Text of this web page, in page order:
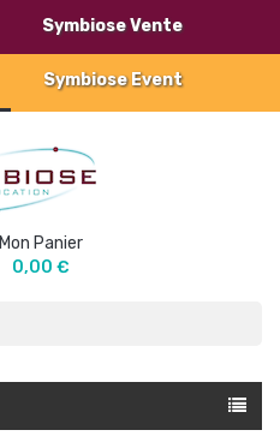
Symbiose Vente
Symbiose Event
Mon Panier
0,00 €